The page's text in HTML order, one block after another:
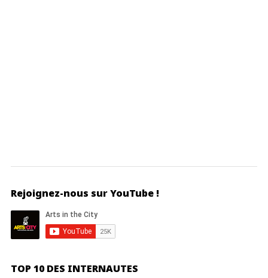
Rejoignez-nous sur YouTube !
TOP 10 DES INTERNAUTES